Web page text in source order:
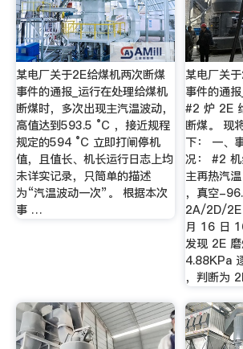
某电厂关于2E给煤机两次断煤
事件的通报_运行在处理给煤机
断煤时，多次出现主汽温波动，
高值达到593.5 °C ，接近规程
规定的594 °C 立即打闸停机
值，且值长、机长运行日志上均
未详实记录，只筒单的描述
为“汽温波动一次”。 根据本次
事 …
某电厂关
事件的通
#2 炉 2E
断煤。 现
下： 一、
况： #2 机
主再热汽
，真空-
2A/2D/2E
月 16 日
发现 2E
4.88KPa
，判断为